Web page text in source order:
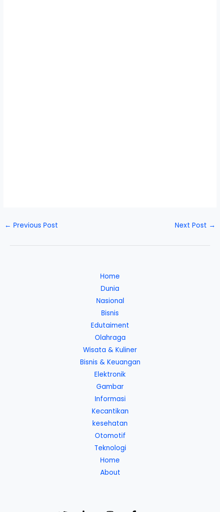
← Previous Post Next Post →
Home
Dunia
Nasional
Bisnis
Edutaiment
Olahraga
Wisata & Kuliner
Bisnis & Keuangan
Elektronik
Gambar
Informasi
Kecantikan
kesehatan
Otomotif
Teknologi
Home
About